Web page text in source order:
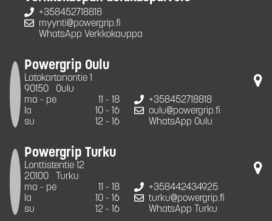
+358452718818
myynti@powergrip.fi
WhatsApp Verkkokauppa
Powergrip Oulu
Latokartanontie 1
90150
Oulu
ma - pe
11 - 18
la
10 - 16
su
12 - 16
+358452718818
oulu@powergrip.fi
WhatsApp Oulu
Powergrip Turku
Lonttistentie 12
20100
Turku
ma - pe
11 - 18
la
10 - 16
su
12 - 16
+358442434925
turku@powergrip.fi
WhatsApp Turku